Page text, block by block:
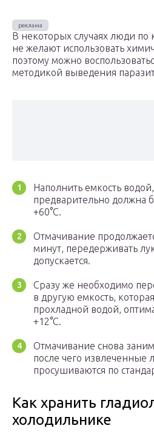
В некоторых случаях люди
не желают использовать
поэтому можно
методикой выведения
Наполнить емкость
предварительно должна
+60°C.
Отмачивание
минут, передерживать
допускается.
Сразу же необходимо
в другую емкость,
прохладной водой,
+12°C.
Отмачивание снова
после чего извлеченные
просушиваются по
Как хранить
холодильнике